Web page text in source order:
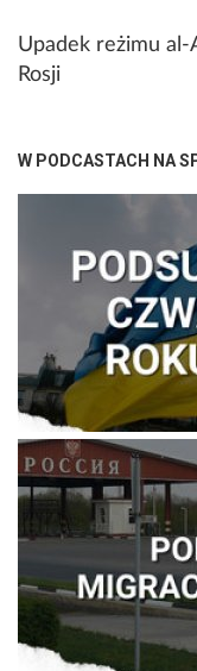
Upadek reżimu al-
Rosji
W PODCASTACH NA